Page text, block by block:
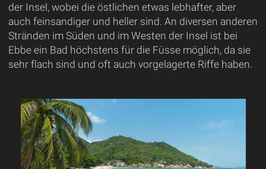
der Insel, wobei die östlichen etwas lebhafter, aber
auch feinsandiger und heller sind. An diversen anderen
Stränden im Süden und im Westen der Insel ist bei
Ebbe ein Bad höchstens für die Füsse möglich, da sie
sehr flach sind und oft auch vorgelagerte Riffe haben.